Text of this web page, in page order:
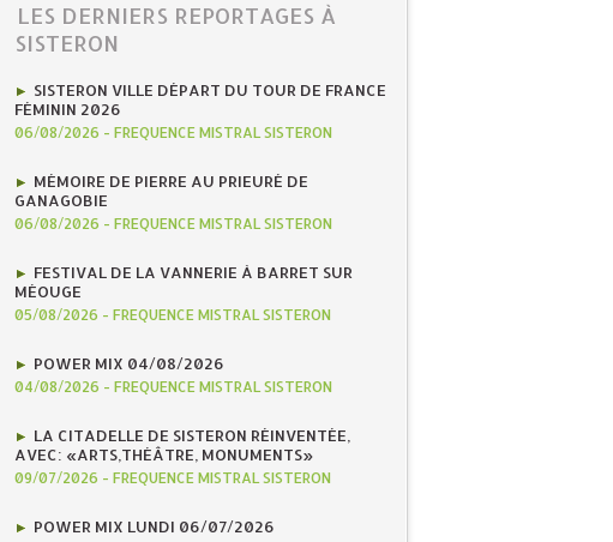
LES DERNIERS REPORTAGES À
SISTERON
SISTERON VILLE DÉPART DU TOUR DE FRANCE
FÉMININ 2026
06/08/2026 - FREQUENCE MISTRAL SISTERON
MÉMOIRE DE PIERRE AU PRIEURÉ DE
GANAGOBIE
06/08/2026 - FREQUENCE MISTRAL SISTERON
FESTIVAL DE LA VANNERIE À BARRET SUR
MÉOUGE
05/08/2026 - FREQUENCE MISTRAL SISTERON
POWER MIX 04/08/2026
04/08/2026 - FREQUENCE MISTRAL SISTERON
LA CITADELLE DE SISTERON RÉINVENTÉE,
AVEC: «ARTS,THÉÂTRE, MONUMENTS»
09/07/2026 - FREQUENCE MISTRAL SISTERON
POWER MIX LUNDI 06/07/2026